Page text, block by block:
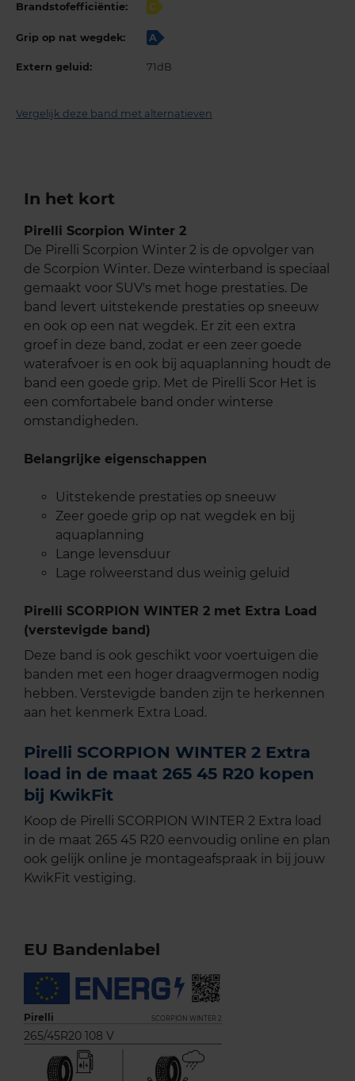
Brandstofefficiëntie: C
Grip op nat wegdek: A
Extern geluid: 71dB
Vergelijk deze band met alternatieven
In het kort
Pirelli Scorpion Winter 2
De Pirelli Scorpion Winter 2 is de opvolger van
de Scorpion Winter. Deze winterband is speciaal
gemaakt voor SUV's met hoge prestaties. De
band levert uitstekende prestaties op sneeuw
en ook op een nat wegdek. Er zit een extra
groef in deze band, zodat er een zeer goede
waterafvoer is en ook bij aquaplanning houdt de
band een goede grip. Met de Pirelli Scor Het is
een comfortabele band onder winterse
omstandigheden.
Belangrijke eigenschappen
Uitstekende prestaties op sneeuw
Zeer goede grip op nat wegdek en bij
aquaplanning
Lange levensduur
Lage rolweerstand dus weinig geluid
Pirelli SCORPION WINTER 2 met Extra Load
(verstevigde band)
Deze band is ook geschikt voor voertuigen die
banden met een hoger draagvermogen nodig
hebben. Verstevigde banden zijn te herkennen
aan het kenmerk Extra Load.
Pirelli SCORPION WINTER 2 Extra
load in de maat 265 45 R20 kopen
bij KwikFit
Koop de Pirelli SCORPION WINTER 2 Extra load
in de maat 265 45 R20 eenvoudig online en plan
ook gelijk online je montageafspraak in bij jouw
KwikFit vestiging.
EU Bandenlabel
Pirelli SCORPION WINTER 2
265/45R20 108 V